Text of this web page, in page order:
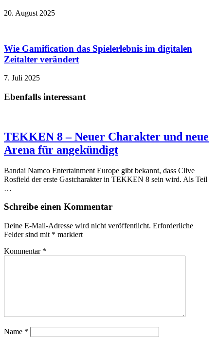
20. August 2025
Wie Gamification das Spielerlebnis im digitalen
Zeitalter verändert
7. Juli 2025
Ebenfalls interessant
TEKKEN 8 – Neuer Charakter und neue
Arena für angekündigt
Bandai Namco Entertainment Europe gibt bekannt, dass Clive
Rosfield der erste Gastcharakter in TEKKEN 8 sein wird. Als Teil
…
Schreibe einen Kommentar
Deine E-Mail-Adresse wird nicht veröffentlicht. Erforderliche
Felder sind mit * markiert
Kommentar *
Name *